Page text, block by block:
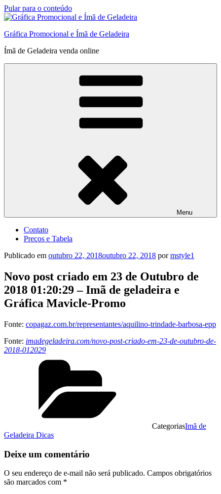
Pular para o conteúdo
Gráfica Promocional e Ímã de Geladeira
Ímã de Geladeira venda online
Menu
Contato
Preços e Tabela
Publicado em outubro 22, 2018outubro 22, 2018 pormstyle1
Novo post criado em 23 de Outubro de
2018 01:20:29 – Imã de geladeira e
Gráfica Mavicle-Promo
Fonte: copagaz.com.br/representantes/aquilino-trindade-barbosa-epp
Fonte: imadegeladeira.com/novo-post-criado-em-23-de-outubro-de-
2018-012029
CategoriasImã de
Geladeira Dicas
Deixe um comentário
O seu endereço de e-mail não será publicado. Campos obrigatórios
são marcados com *